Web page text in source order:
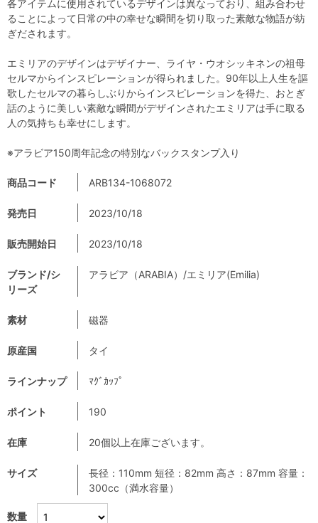
数量
商品コード ARB134-1068072
発売日 2023/10/18
販売開始日 2023/10/18
ブランド/シ
リーズ
アラビア（ARABIA）/エミリア(Emilia)
素材 磁器
原産国 タイ
ラインナップ ﾏｸﾞｶｯﾌﾟ
ポイント 190
在庫 20個以上在庫ございます。
サイズ
長径：110mm 短径：82mm 高さ：87mm 容量：
300cc（満水容量）
各アイテムに使用されているデザインは異なっており、組み合わせ
ることによって日常の中の幸せな瞬間を切り取った素敵な物語が紡
ぎだされます。
エミリアのデザインはデザイナー、ライヤ・ウオシッキネンの祖母
セルマからインスピレーションが得られました。90年以上人生を謳
歌したセルマの暮らしぶりからインスピレーションを得た、おとぎ
話のように美しい素敵な瞬間がデザインされたエミリアは手に取る
人の気持ちも幸せにします。
※アラビア150周年記念の特別なバックスタンプ入り